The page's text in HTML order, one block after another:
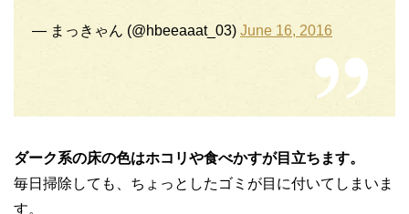
— まっきゃん (@hbeeaaat_03) June 16, 2016
ダーク系の床の色はホコリや食べかすが目立ちます。
毎日掃除しても、ちょっとしたゴミが目に付いてしまいま
す。